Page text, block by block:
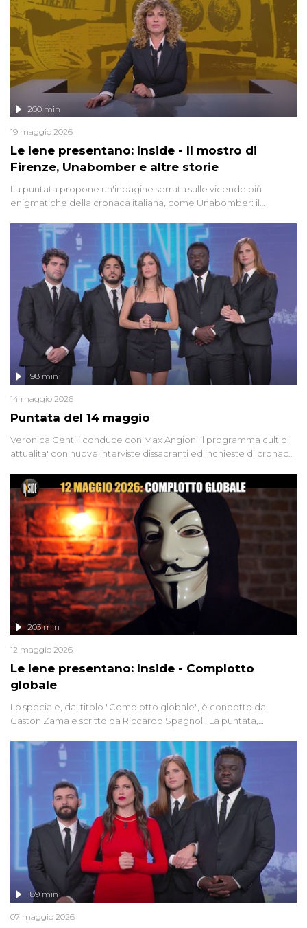
Le Iene presentano: Inside - Il mostro di
Firenze, Unabomber e altre storie
200 min
19 maggio 2026
La puntata propone un'indagine serrata sulle vicende più
enigmatiche della cronaca italiana, come Unabomber: il
'90 e il 2000 che, inquietantemente, potrebbe essere ancora in
libertà. Lo speciale affronta inoltre le zone d'ombra sul Mostro di
Firenze, le cui responsabilità appaiono ancora oggi avvolte in un
groviglio di dubbi mai chiariti. Nel corso dello speciale anche
l'intervista inedita a Olindo Romano, realizzata ne...
Puntata del 14 maggio
198 min
14 maggio 2026
Veronica Gentili conduce con Max Angioni il programma cult di
attualita' con nuove interviste dissacranti ed inchieste di cronaca
Le Iene presentano: Inside - Complotto
globale
203 min
12 maggio 2026
Lo speciale, dal titolo "Complotto globale", è condotto da
Gaston Zama e scritto da Riccardo Spagnoli. La puntata,
racconta l'universo delle narrazioni alternative, dei sospetti
globali e del complottismo che negli ultimi anni hanno invaso
social network, talk show, piazze digitali e immaginario collettivo.
189 min
07 maggio 2026